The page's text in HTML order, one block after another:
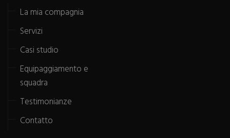
La mia compagnia
Servizi
Casi studio
Equipaggiamento e
squadra
Testimonianze
Contatto